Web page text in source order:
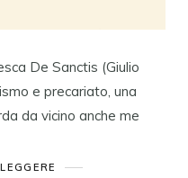
De Sanctis (Giulio
e precariato, una
da vicino anche me